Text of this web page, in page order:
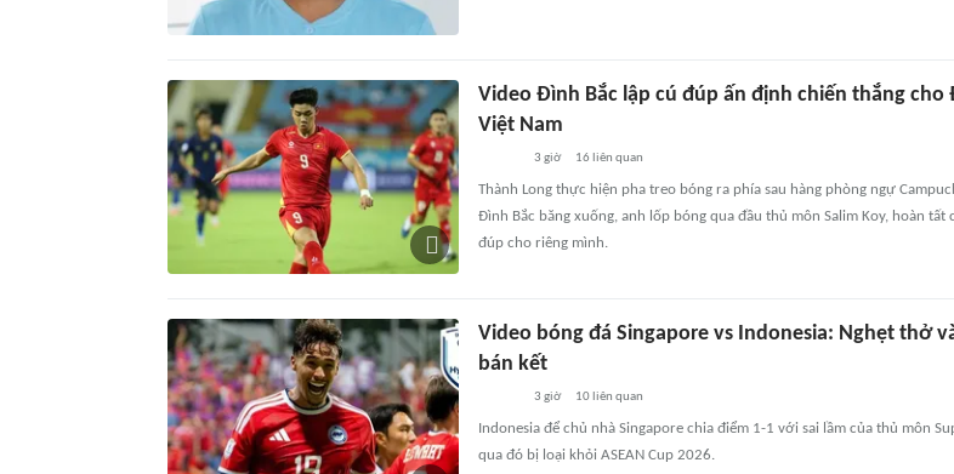
Video Đình Bắc lập cú đúp ấn định chiến thắng cho
Việt Nam
3 giờ 16 liên quan
Thành Long thực hiện pha treo bóng ra phía sau hàng phòng ngự
Đình Bắc băng xuống, anh lốp bóng qua đầu thủ môn Salim Koy, hoàn tất
đúp cho riêng mình.
Video bóng đá Singapore vs Indonesia: Nghẹt thở
bán kết
3 giờ 10liên quan
Indonesia để chủ nhà Singapore chia điểm 1-1 với sai lầm của thủ môn
qua đó bị loại khỏi ASEAN Cup 2026.